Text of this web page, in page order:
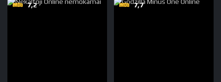
7,2 7,7